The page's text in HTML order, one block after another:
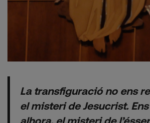
La transfiguració no ens
el misteri de Jesucrist.
alhora, el misteri de